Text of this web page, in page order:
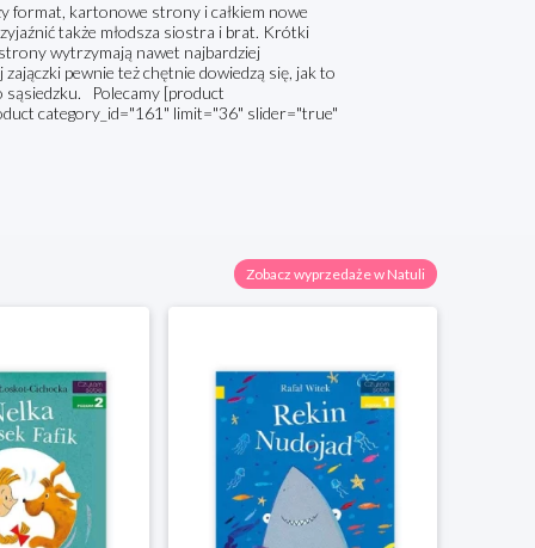
format, kartonowe strony i całkiem nowe
także młodsza siostra i brat. Krótki
wytrzymają nawet najbardziej
pewnie też chętnie dowiedzą się, jak to
sąsiedzku. Polecamy [product
category_id="161" limit="36" slider="true"
Zobacz wyprzedaże w Natuli